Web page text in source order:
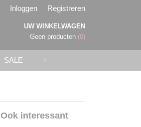
Inloggen Registreren
UW WINKELWAGEN
Geen producten (0)
SALE +
Ook interessant